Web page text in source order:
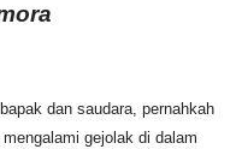
bapak dan saudara, pernahkah
mengalami gejolak di dalam